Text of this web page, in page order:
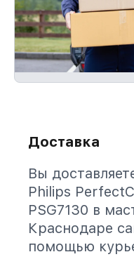
Доставка
Вы
Philips
PSG7130 в
Краснодаре
помощью